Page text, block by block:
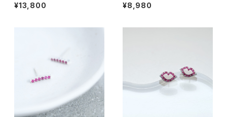
¥13,800 ¥8,980